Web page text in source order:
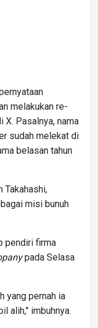
melakukan re-
X. Pasalnya, nama
sudah melekat di
belasan tahun
Takahashi,
misi bunuh
pendiri firma
pada Selasa
yang pernah ia
alih," imbuhnya.